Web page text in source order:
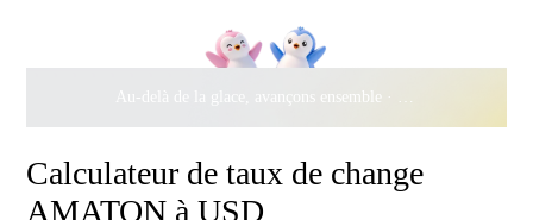
Au-delà de la glace, avançons ensemble ·
500 000 $
Calculateur de taux de change
AMATON à USD